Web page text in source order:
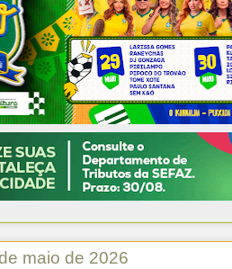
maio de 2026